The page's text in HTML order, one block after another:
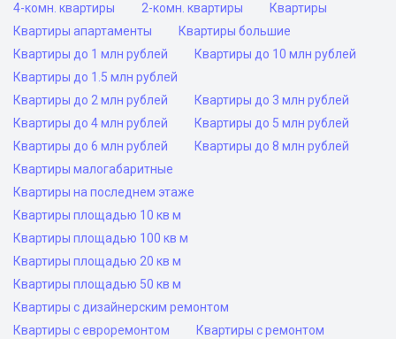
4-комн. квартиры
2-комн. квартиры
Квартиры
Квартиры апартаменты
Квартиры большие
Квартиры до 1 млн рублей
Квартиры до 10 млн рублей
Квартиры до 1.5 млн рублей
Квартиры до 2 млн рублей
Квартиры до 3 млн рублей
Квартиры до 4 млн рублей
Квартиры до 5 млн рублей
Квартиры до 6 млн рублей
Квартиры до 8 млн рублей
Квартиры малогабаритные
Квартиры на последнем этаже
Квартиры площадью 10 кв м
Квартиры площадью 100 кв м
Квартиры площадью 20 кв м
Квартиры площадью 50 кв м
Квартиры с дизайнерским ремонтом
Квартиры с евроремонтом
Квартиры с ремонтом